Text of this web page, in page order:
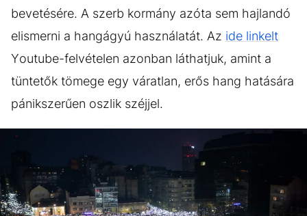
bevetésére. A szerb kormány azóta sem hajlandó
elismerni a hangágyú használatát. Az ide linkelt
Youtube-felvételen azonban láthatjuk, amint a
tüntetők tömege egy váratlan, erős hang hatására
pánikszerűen oszlik széjjel.